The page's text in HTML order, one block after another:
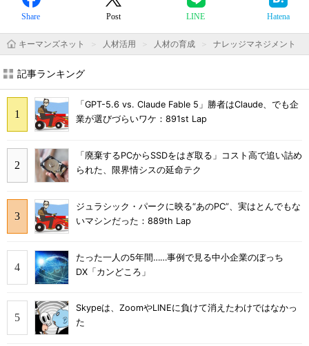
Share Post LINE Hatena
キーマンズネット 人材活用 人材の育成 ナレッジマネジメント
記事ランキング
「GPT-5.6 vs. Claude Fable 5」勝者はClaude、でも企
業が選びづらいワケ：891st Lap
「廃棄するPCからSSDをはぎ取る」コスト高で追い詰め
られた、限界情シスの延命テク
ジュラシック・パークに映る“あのPC”、実はとんでもな
いマシンだった：889th Lap
たった一人の5年間……事例で見る中小企業のぼっち
DX「カンどころ」
Skypeは、ZoomやLINEに負けて消えたわけではなかっ
た